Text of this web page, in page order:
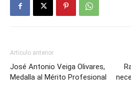
Artículo anterior
José Antonio Veiga Olivares,
Medalla al Mérito Profesional